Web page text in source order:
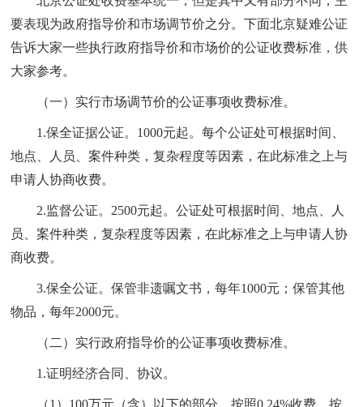
要表现为政府指导价和市场调节价之分。下面北京疑难公证
告诉大家一些执行政府指导价和市场价的公证收费标准，供
大家参考。
（一）实行市场调节价的公证事项收费标准。
1.保全证据公证。1000元起。每个公证处可根据时间、
地点、人员、案件种类，复杂程度等因素，在此标准之上与
申请人协商收费。
2.监督公证。2500元起。公证处可根据时间、地点、人
员、案件种类，复杂程度等因素，在此标准之上与申请人协
商收费。
3.保全公证。保管非遗嘱文书，每年1000元；保管其他
物品，每年2000元。
（二）实行政府指导价的公证事项收费标准。
1.证明经济合同、协议。